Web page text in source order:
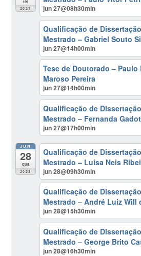
2023 jun 27@08h30min
Qualificação de
Mestrado – Gabriel Souto
jun 27@14h00min
Tese de Doutorado – Paulo
Maroso Pereira
jun 27@14h00min
Qualificação de
Mestrado – Fernanda
jun 27@17h00min
JUN
28
qua
2023
Qualificação de
Mestrado – Luísa Neis
jun 28@09h30min
Qualificação de
Mestrado – André Luiz Will
jun 28@15h30min
Qualificação de
Mestrado – George Brito
jun 28@16h30min